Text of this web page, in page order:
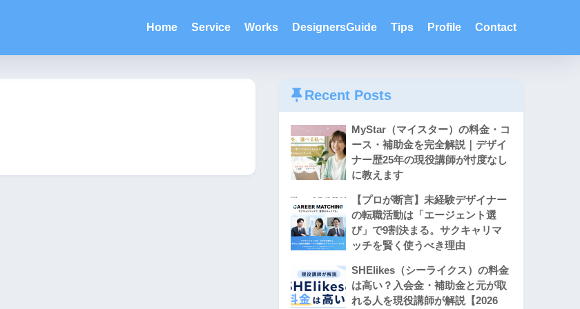
Home Service Works DesignersGuide Tips Profile Contact
Recent Posts
MyStar（マイスター）の料金・コ
ース・補助金を完全解説｜デザイ
ナー歴25年の現役講師が忖度なし
に教えます
【プロが断言】未経験デザイナー
の転職活動は「エージェント選
び」で9割決まる。サクキャリマ
ッチを賢く使うべき理由
SHElikes（シーライクス）の料金
は高い？入会金・補助金と元が取
れる人を現役講師が解説【2026